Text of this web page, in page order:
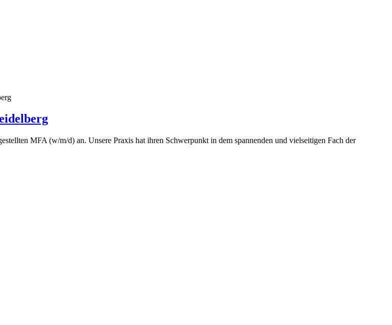
MFA (w/m/d) an. Unsere Praxis hat ihren Schwerpunkt in dem spannenden und vielseitigen Fach der